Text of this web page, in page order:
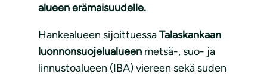
alueen erämaisuudelle.
Hankealueen sijoittuessaTalaskankaan
luonnonsuojelualueen metsä-, suo- ja
linnustoalueen (IBA) viereen sekä suden